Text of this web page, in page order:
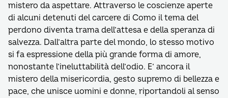
mistero da aspettare. Attraverso le coscienze aperte
di alcuni detenuti del carcere di Como il tema del
perdono diventa trama dell’attesa e della speranza di
salvezza. Dall’altra parte del mondo, lo stesso motivo
si fa espressione della più grande forma di amore,
nonostante l’ineluttabilità dell’odio. E’ ancora il
mistero della misericordia, gesto supremo di bellezza e
pace, che unisce uomini e donne, riportandoli al senso